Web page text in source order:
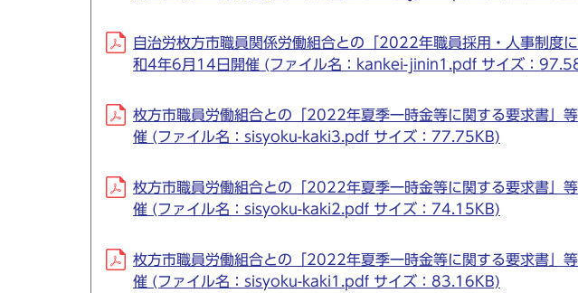
自治労枚方市職員関係労働組合との「2022年職員採用・人事制度
和4年6月14日開催 (ファイル名：kankei-jinin1.pdf サイズ：
枚方市職員労働組合との「2022年夏季一時金等に関する要求書」
催 (ファイル名：sisyoku-kaki3.pdf サイズ：77.75KB)
枚方市職員労働組合との「2022年夏季一時金等に関する要求書」
催 (ファイル名：sisyoku-kaki2.pdf サイズ：74.15KB)
枚方市職員労働組合との「2022年夏季一時金等に関する要求書」
催 (ファイル名：sisyoku-kaki1.pdf サイズ：83.16KB)